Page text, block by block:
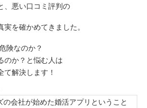
、悪い口コミ評判の
を確かめてきました。
険なのか？
のか？と悩む人は
て解決します！
の会社が始めた婚活アプリということ